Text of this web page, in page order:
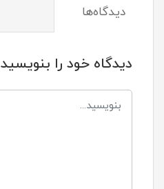
دیدگاه‌ها
دیدگاه خود را بنویسید